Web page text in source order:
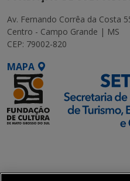
Av. Fernando Corrêa da Costa
Centro - Campo Grande | MS
CEP: 79002-820
MAPA
Transformação Digital